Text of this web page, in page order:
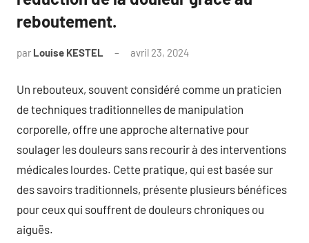
reboutement.
par Louise KESTEL avril 23, 2024
Un rebouteux, souvent considéré comme un praticien
de techniques traditionnelles de manipulation
corporelle, offre une approche alternative pour
soulager les douleurs sans recourir à des interventions
médicales lourdes. Cette pratique, qui est basée sur
des savoirs traditionnels, présente plusieurs bénéfices
pour ceux qui souffrent de douleurs chroniques ou
aiguës.